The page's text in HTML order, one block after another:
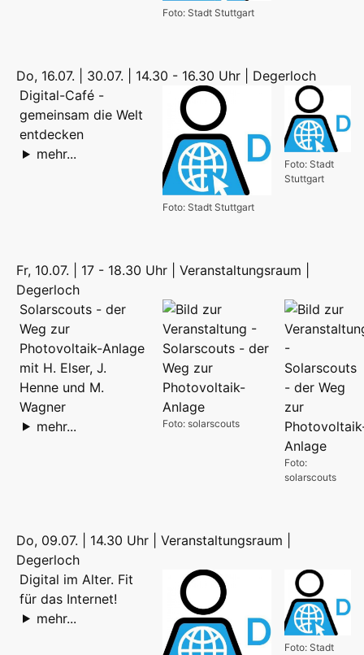
Foto: Stadt Stuttgart
Do, 16.07. | 30.07. | 14.30 - 16.30 Uhr | Degerloch
Foto: Stadt
Stuttgart
Foto: Stadt Stuttgart
Digital-Café -
gemeinsam die Welt
entdecken
mehr...
Fr, 10.07. | 17 - 18.30 Uhr | Veranstaltungsraum |
Degerloch
Foto:
solarscouts
Foto: solarscouts
Solarscouts - der
Weg zur
Photovoltaik-Anlage
mit H. Elser, J.
Henne und M.
Wagner
mehr...
Do, 09.07. | 14.30 Uhr | Veranstaltungsraum |
Degerloch
Foto: Stadt
Digital im Alter. Fit
für das Internet!
mehr...